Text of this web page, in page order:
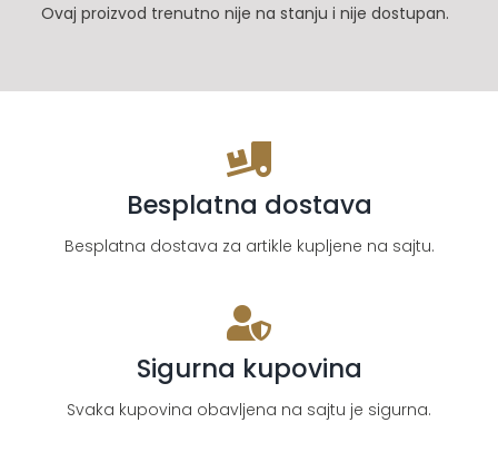
Ovaj proizvod trenutno nije na stanju i nije dostupan.
Besplatna dostava
Besplatna dostava za artikle kupljene na sajtu.
Sigurna kupovina
Svaka kupovina obavljena na sajtu je sigurna.